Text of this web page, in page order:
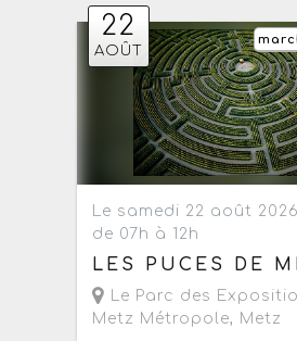
22
AOÛT
Le samedi 22 août 2026
de 07h à 12h
LES PUCES DE
Le Parc des
Metz Métropole, Metz